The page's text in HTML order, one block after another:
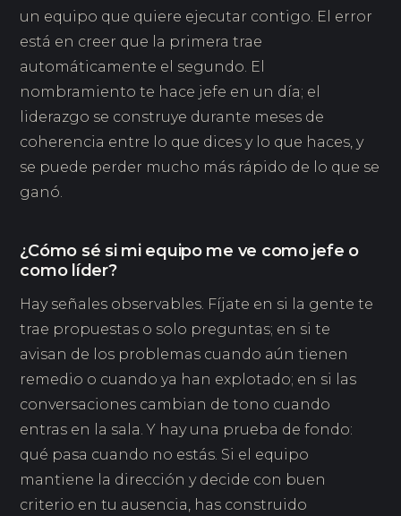
un equipo que quiere ejecutar contigo. El error
está en creer que la primera trae
automáticamente el segundo. El
nombramiento te hace jefe en un día; el
liderazgo se construye durante meses de
coherencia entre lo que dices y lo que haces, y
se puede perder mucho más rápido de lo que se
ganó.
¿Cómo sé si mi equipo me ve como jefe o
como líder?
Hay señales observables. Fíjate en si la gente te
trae propuestas o solo preguntas; en si te
avisan de los problemas cuando aún tienen
remedio o cuando ya han explotado; en si las
conversaciones cambian de tono cuando
entras en la sala. Y hay una prueba de fondo:
qué pasa cuando no estás. Si el equipo
mantiene la dirección y decide con buen
criterio en tu ausencia, has construido